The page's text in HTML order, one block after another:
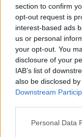
section to confirm
opt-out request is
interest-based ads
us or personal
your opt-out. You
disclosure of your
IAB’s list of
also be disclosed
Downstream
Please note that
Personal Data
Hány az óra,
Gyermekei – Őze
szintén a művészi
TUDOMÁNY
Mi köti össze
és a
indíthatunk hívást